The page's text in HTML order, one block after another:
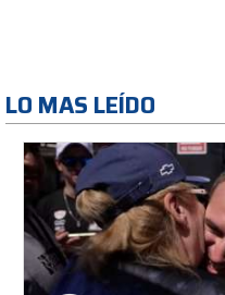
LO MAS LEÍDO